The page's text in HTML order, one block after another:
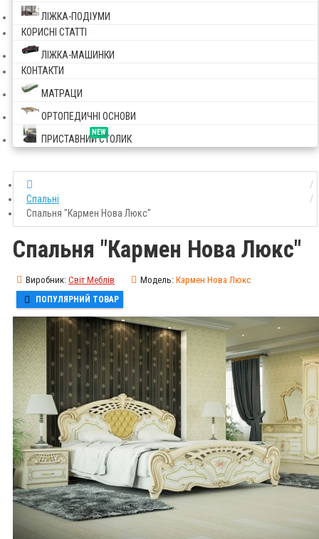
ЛІЖКА-ПОДІУМИ
КОРИСНІ СТАТТІ
ЛІЖКА-МАШИНКИ
КОНТАКТИ
МАТРАЦИ
ОРТОПЕДИЧНІ ОСНОВИ
NEW
ПРИСТАВНИЙ СТОЛИК
Спальні
Спальня "Кармен Нова Люкс"
Спальня "Кармен Нова Люкс"
Виробник: Світ Меблів Модель: Кармен Нова Люкс
ПОПУЛЯРНИЙ ТОВАР